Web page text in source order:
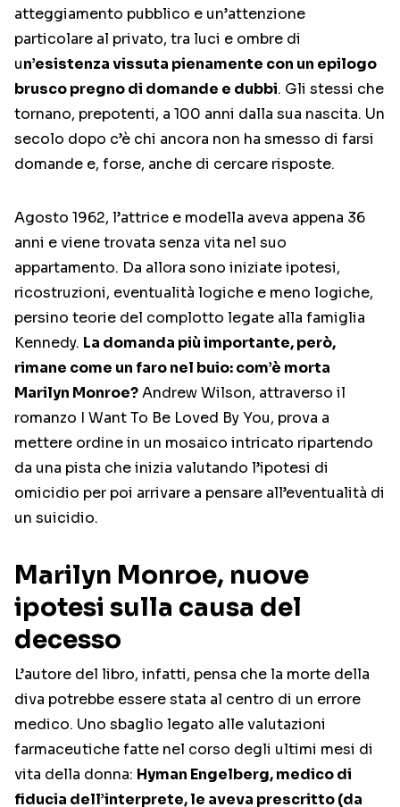
atteggiamento pubblico e un’attenzione
particolare al privato, tra luci e ombre di
un’esistenza vissuta pienamente con un epilogo
brusco pregno di domande e dubbi. Gli stessi che
tornano, prepotenti, a 100 anni dalla sua nascita. Un
secolo dopo c’è chi ancora non ha smesso di farsi
domande e, forse, anche di cercare risposte.
Agosto 1962, l’attrice e modella aveva appena 36
anni e viene trovata senza vita nel suo
appartamento. Da allora sono iniziate ipotesi,
ricostruzioni, eventualità logiche e meno logiche,
persino teorie del complotto legate alla famiglia
Kennedy. La domanda più importante, però,
rimane come un faro nel buio: com’è morta
Marilyn Monroe?Andrew Wilson, attraverso il
romanzo I Want To Be Loved By You, prova a
mettere ordine in un mosaico intricato ripartendo
da una pista che inizia valutando l’ipotesi di
omicidio per poi arrivare a pensare all’eventualità di
un suicidio.
Marilyn Monroe, nuove
ipotesi sulla causa del
decesso
L’autore del libro, infatti, pensa che la morte della
diva potrebbe essere stata al centro di un errore
medico. Uno sbaglio legato alle valutazioni
farmaceutiche fatte nel corso degli ultimi mesi di
vita della donna: Hyman Engelberg, medico di
fiducia dell’interprete, le aveva prescritto (da